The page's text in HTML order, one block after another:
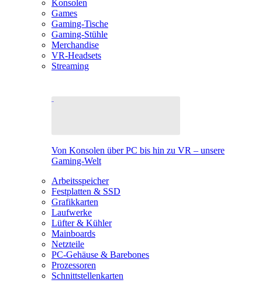
Konsolen
Games
Gaming-Tische
Gaming-Stühle
Merchandise
VR-Headsets
Streaming
Von Konsolen über PC bis hin zu VR – unsere
Gaming-Welt
Arbeitsspeicher
Festplatten & SSD
Grafikkarten
Laufwerke
Lüfter & Kühler
Mainboards
Netzteile
PC-Gehäuse & Barebones
Prozessoren
Schnittstellenkarten